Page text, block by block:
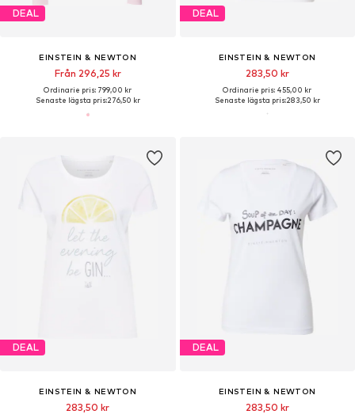
DEAL
EINSTEIN & NEWTON
Från 296,25 kr
Ordinarie pris: 799,00 kr
Senaste lägsta pris:276,50 kr
DEAL
EINSTEIN & NEWTON
283,50 kr
Ordinarie pris: 455,00 kr
Senaste lägsta pris:283,50 kr
DEAL
EINSTEIN & NEWTON
283,50 kr
DEAL
EINSTEIN & NEWTON
283,50 kr